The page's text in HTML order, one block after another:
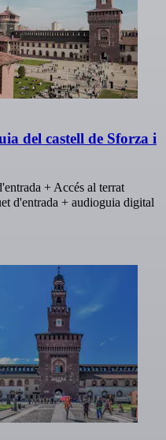
del castell de Sforza i
+ Accés al terrat
d'entrada + audioguia digital